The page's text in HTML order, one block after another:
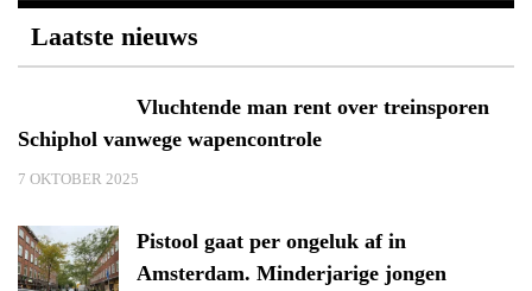
Laatste nieuws
Vluchtende man rent over treinsporen
Schiphol vanwege wapencontrole
7 OKTOBER 2025
Pistool gaat per ongeluk af in
Amsterdam. Minderjarige jongen